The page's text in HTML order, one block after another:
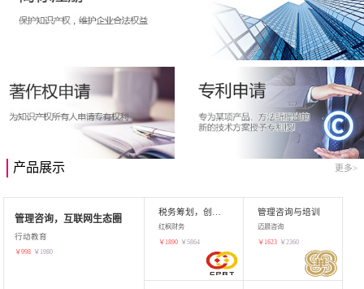
产品展示 更多>
管理咨询，互联网生态圈
行动教育
￥998 ￥ 1980
红枫财务
￥ 1890 ￥5864
管理咨询与培训
迈晨咨询
￥ 1623 ￥2360